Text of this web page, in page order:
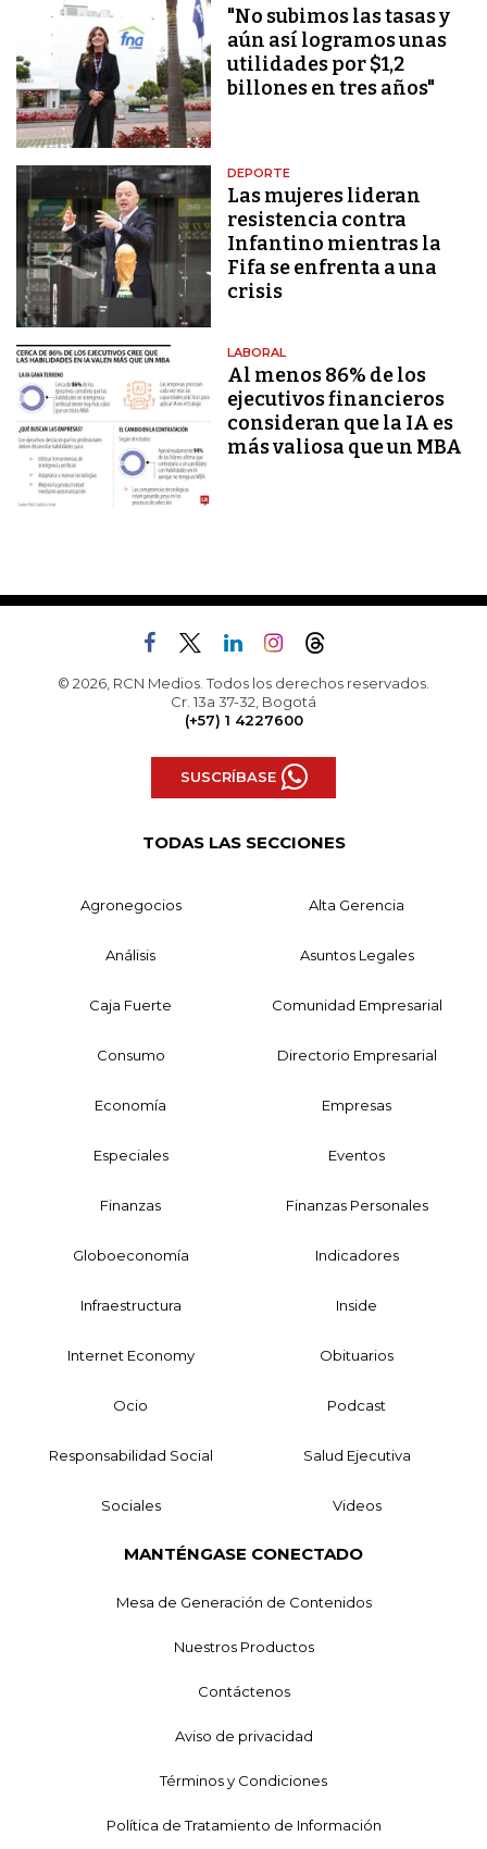
"No subimos las tasas y
aún así logramos unas
utilidades por $1,2
billones en tres años"
DEPORTE
Las mujeres lideran
resistencia contra
Infantino mientras la
Fifa se enfrenta a una
crisis
LABORAL
Al menos 86% de los
ejecutivos financieros
consideran que la IA es
más valiosa que un MBA
© 2026, RCN Medios. Todos los derechos reservados.
Cr. 13a 37-32, Bogotá
(+57) 1 4227600
SUSCRÍBASE
TODAS LAS SECCIONES
Agronegocios Alta Gerencia
Análisis Asuntos Legales
Caja Fuerte Comunidad Empresarial
Consumo Directorio Empresarial
Economía Empresas
Especiales Eventos
Finanzas Finanzas Personales
Globoeconomía Indicadores
Infraestructura Inside
Internet Economy Obituarios
Ocio Podcast
Responsabilidad Social Salud Ejecutiva
Sociales Videos
MANTÉNGASE CONECTADO
Mesa de Generación de Contenidos
Nuestros Productos
Contáctenos
Aviso de privacidad
Términos y Condiciones
Política de Tratamiento de Información